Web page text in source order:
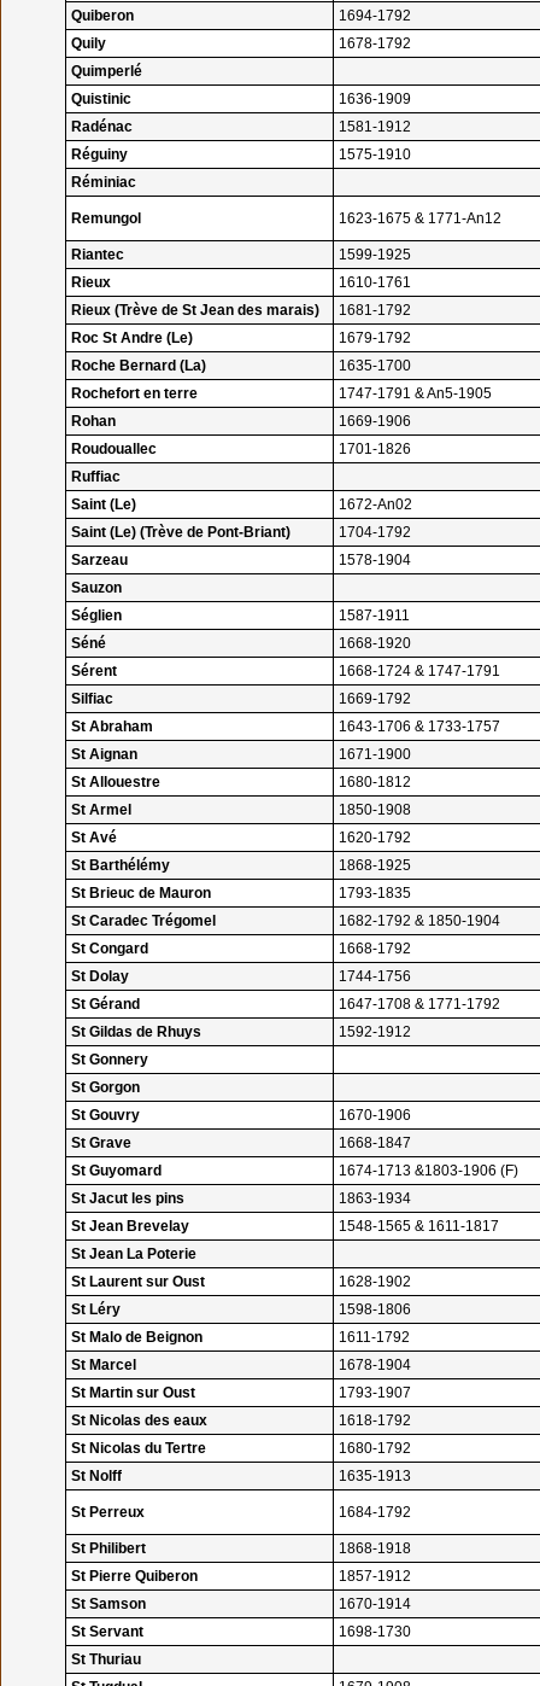
Quiberon
1694-1792
Quily
1678-1792
Quimperlé
Quistinic
1636-1909
Radénac
1581-1912
Réguiny
1575-1910
Réminiac
Remungol 1623-1675 & 1771-An12
Riantec
1599-1925
Rieux
1610-1761
Rieux (Trève de St Jean des marais)
1681-1792
Roc St Andre (Le)
1679-1792
Roche Bernard (La)
1635-1700
Rochefort en terre
1747-1791 & An5-1905
Rohan
1669-1906
Roudouallec
1701-1826
Ruffiac
Saint (Le)
1672-An02
Saint (Le) (Trève de Pont-Briant)
1704-1792
Sarzeau
1578-1904
Sauzon
Séglien
1587-1911
Séné
1668-1920
Sérent
1668-1724 & 1747-1791
Silfiac
1669-1792
St Abraham
1643-1706 & 1733-1757
St Aignan
1671-1900
St Allouestre
1680-1812
St Armel
1850-1908
St Avé
1620-1792
St Barthélémy
1868-1925
St Brieuc de Mauron
1793-1835
St Caradec Trégomel
1682-1792 & 1850-1904
St Congard
1668-1792
St Dolay
1744-1756
St Gérand
1647-1708 & 1771-1792
St Gildas de Rhuys
1592-1912
St Gonnery
St Gorgon
St Gouvry
1670-1906
St Grave
1668-1847
St Guyomard
1674-1713 &1803-1906 (F)
St Jacut les pins
1863-1934
St Jean Brevelay
1548-1565 & 1611-1817
St Jean La Poterie
St Laurent sur Oust
1628-1902
St Léry
1598-1806
St Malo de Beignon
1611-1792
St Marcel
1678-1904
St Martin sur Oust
1793-1907
St Nicolas des eaux
1618-1792
St Nicolas du Tertre
1680-1792
St Nolff
1635-1913
St Perreux 1684-1792
St Philibert
1868-1918
St Pierre Quiberon
1857-1912
St Samson
1670-1914
St Servant
1698-1730
St Thuriau